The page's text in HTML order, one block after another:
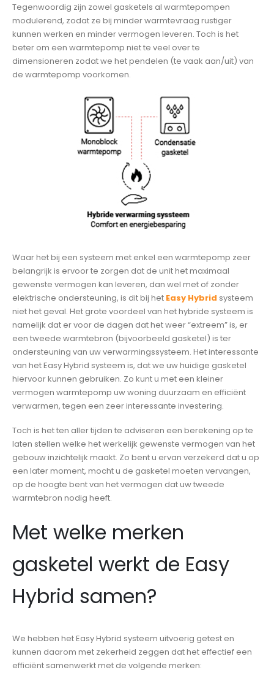
Tegenwoordig zijn zowel gasketels al warmtepompen
modulerend, zodat ze bij minder warmtevraag rustiger
kunnen werken en minder vermogen leveren. Toch is het
beter om een warmtepomp niet te veel over te
dimensioneren zodat we het pendelen (te vaak aan/uit) van
de warmtepomp voorkomen.
Waar het bij een systeem met enkel een warmtepomp zeer
belangrijk is ervoor te zorgen dat de unit het maximaal
gewenste vermogen kan leveren, dan wel met of zonder
elektrische ondersteuning, is dit bij het Easy Hybrid systeem
niet het geval. Het grote voordeel van het hybride systeem is
namelijk dat er voor de dagen dat het weer “extreem” is, er
een tweede warmtebron (bijvoorbeeld gasketel) is ter
ondersteuning van uw verwarmingssysteem. Het interessante
van het Easy Hybrid systeem is, dat we uw huidige gasketel
hiervoor kunnen gebruiken. Zo kunt u met een kleiner
vermogen warmtepomp uw woning duurzaam en efficiënt
verwarmen, tegen een zeer interessante investering.
Toch is het ten aller tijden te adviseren een berekening op te
laten stellen welke het werkelijk gewenste vermogen van het
gebouw inzichtelijk maakt. Zo bent u ervan verzekerd dat u op
een later moment, mocht u de gasketel moeten vervangen,
op de hoogte bent van het vermogen dat uw tweede
warmtebron nodig heeft.
Met welke merken
gasketel werkt de Easy
Hybrid samen?
We hebben het Easy Hybrid systeem uitvoerig getest en
kunnen daarom met zekerheid zeggen dat het effectief een
efficiënt samenwerkt met de volgende merken: